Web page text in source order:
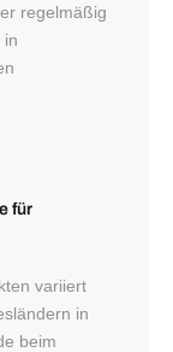
regelmäßig
in
für
variiert
in
beim